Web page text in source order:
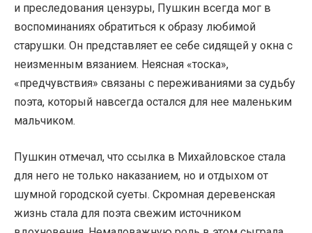
и преследования цензуры, Пушкин всегда мог в
воспоминаниях обратиться к образу любимой
старушки. Он представляет ее себе сидящей у окна с
неизменным вязанием. Неясная «тоска»,
«предчувствия» связаны с переживаниями за судьбу
поэта, который навсегда остался для нее маленьким
мальчиком.
Пушкин отмечал, что ссылка в Михайловское стала
для него не только наказанием, но и отдыхом от
шумной городской суеты. Скромная деревенская
жизнь стала для поэта свежим источником